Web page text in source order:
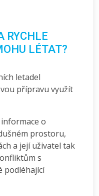
RYCHLE
LÉTAT?
letadel
přípravu využít
o
prostoru,
a její uživatel tak
s
podléhající